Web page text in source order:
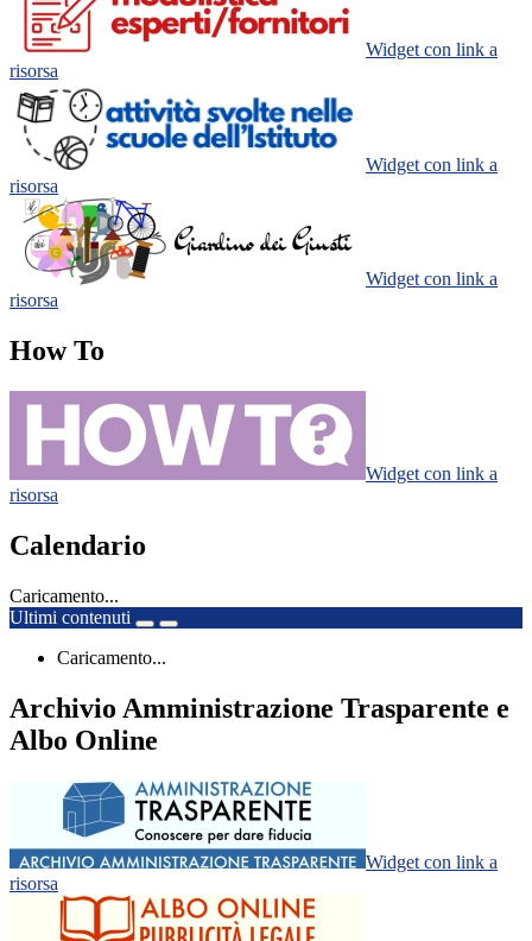
Widget con link a
risorsa
Widget con link a
risorsa
Widget con link a
risorsa
How To
Widget con link a
risorsa
Calendario
Caricamento...
Ultimi contenuti
Caricamento...
Archivio Amministrazione Trasparente e
Albo Online
Widget con link a
risorsa